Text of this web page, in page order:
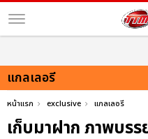
แกลเลอรี
หน้าแรก exclusive แกลเลอรี
เก็บมาฝาก ภาพบร